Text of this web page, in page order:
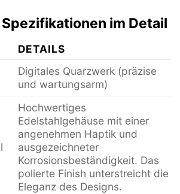
im Detail
DETAILS
Digitales Quarzwerk (präzise
und wartungsarm)
Hochwertiges
Edelstahlgehäuse mit einer
angenehmen Haptik und
ausgezeichneter
Korrosionsbeständigkeit. Das
polierte Finish unterstreicht die
Eleganz des Designs.